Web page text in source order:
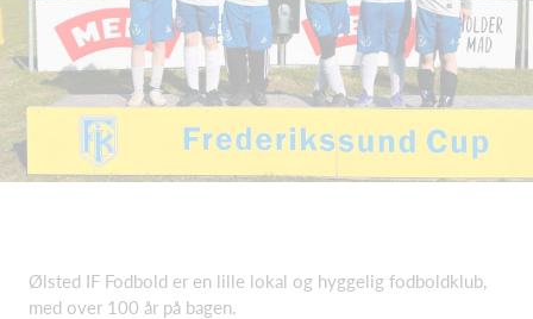
Ølsted IF Fodbold er en lille lokal og hyggelig fodboldklub,
med over 100 år på bagen.